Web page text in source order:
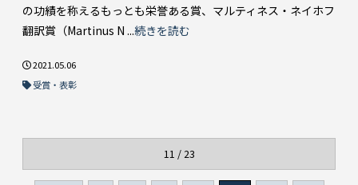
の功績を称えるもっとも栄誉ある賞、マルティネス・ネイホフ
翻訳賞（Martinus N ...続きを読む
2021.05.06
受賞・表彰
11 / 23